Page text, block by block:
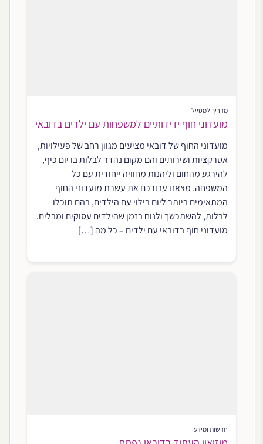
מדריך למטייל
מועדוני חוף ידידותיים למשפחות עם ילדים בדובאי
מועדוני החוף של דובאי מציעים מגוון רחב של פעילויות,
אטרקציות ושירותים והם מקום נהדר לבלות בו יום כיף,
להירגע מהחום וליהנות מחוויה ייחודית עם כל
המשפחה. מצאנו עבורכם את עשרת מועדוני החוף
המתאימים ביותר ליום בילוי עם הילדים, בהם תוכלו
לבלות, להשתכשך ולנוח בזמן שהילדים עסוקים ומבלים.
מועדוני חוף בדובאי עם ילדים – כל מה […]
חדשות ומידע